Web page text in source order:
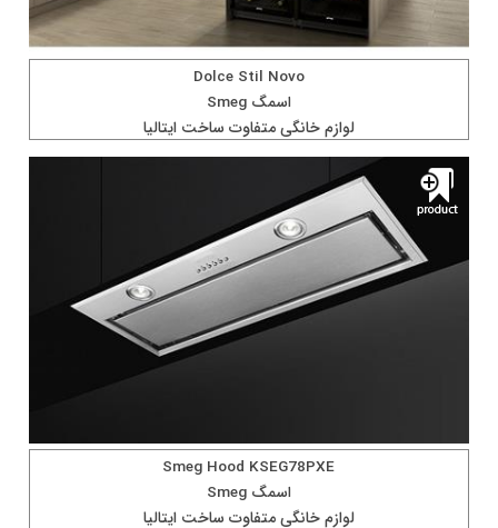
Dolce Stil Novo
اسمگ Smeg
لوازم خانگی متفاوت ساخت ايتاليا
Smeg Hood KSEG78PXE
اسمگ Smeg
لوازم خانگی متفاوت ساخت ايتاليا